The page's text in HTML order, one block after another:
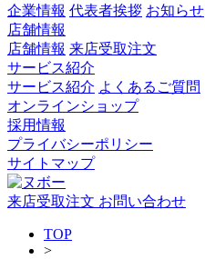
企業情報 代表者挨拶 お知らせ
店舗情報
店舗情報 来店受取注文
サービス紹介
サービス紹介 よくあるご質問
オンラインショップ
採用情報
プライバシーポリシー
サイトマップ
来店受取注文 お問い合わせ
TOP
>